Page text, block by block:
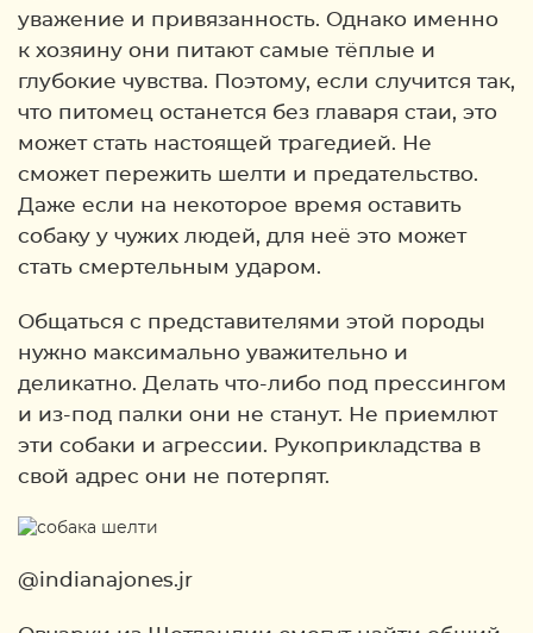
уважение и привязанность. Однако именно
к хозяину они питают самые тёплые и
глубокие чувства. Поэтому, если случится так,
что питомец останется без главаря стаи, это
может стать настоящей трагедией. Не
сможет пережить шелти и предательство.
Даже если на некоторое время оставить
собаку у чужих людей, для неё это может
стать смертельным ударом.
Общаться с представителями этой породы
нужно максимально уважительно и
деликатно. Делать что-либо под прессингом
и из-под палки они не станут. Не приемлют
эти собаки и агрессии. Рукоприкладства в
свой адрес они не потерпят.
@indianajones.jr